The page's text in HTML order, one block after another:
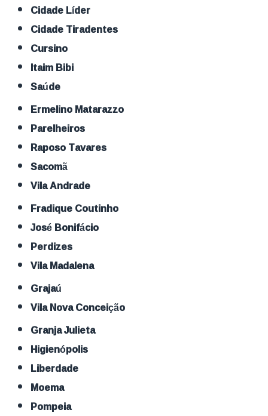
Cidade Líder
Cidade Tiradentes
Cursino
Itaim Bibi
Saúde
Ermelino Matarazzo
Parelheiros
Raposo Tavares
Sacomã
Vila Andrade
Fradique Coutinho
José Bonifácio
Perdizes
Vila Madalena
Grajaú
Vila Nova Conceição
Granja Julieta
Higienópolis
Liberdade
Moema
Pompeia